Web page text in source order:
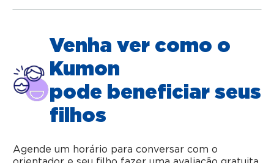
Venha ver como o
Kumon
pode beneficiar seus
filhos
Agende um horário para conversar com o